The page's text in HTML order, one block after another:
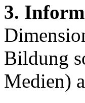
3.
Bildung
Medien)